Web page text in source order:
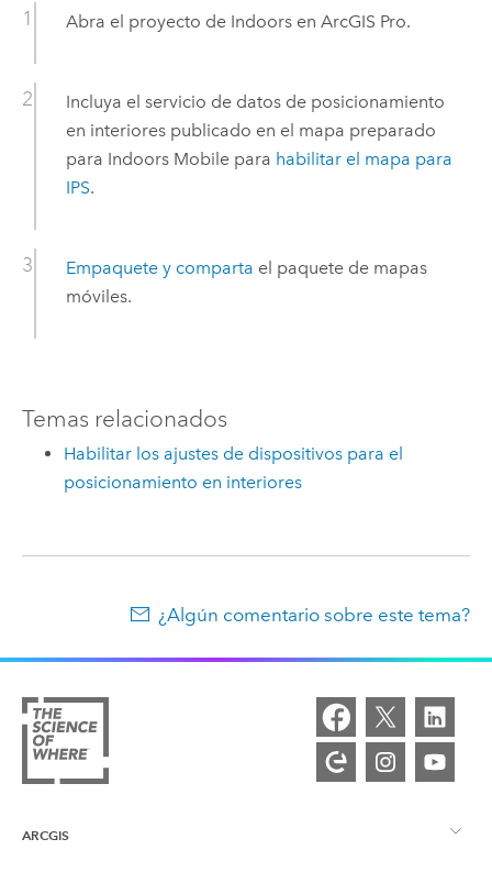
Abra el proyecto de Indoorsen ArcGIS Pro.
Incluya el servicio de datos de posicionamiento
en interiores publicado en el mapa preparado
para Indoors Mobilepara habilitar el mapa para
IPS.
Empaquete y comparta el paquete de mapas
móviles.
Temas relacionados
Habilitar los ajustes de dispositivos para el
posicionamiento en interiores
¿Algún comentario sobre este tema?
ARCGIS